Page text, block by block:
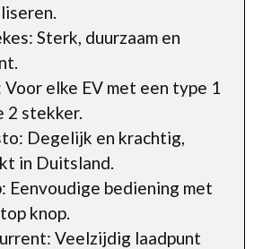
Sterk, duurzaam en
Voor elke EV met een type 1
2 stekker.
Degelijk en krachtig,
in Duitsland.
Eenvoudige bediening met
knop.
Veelzijdig laadpunt